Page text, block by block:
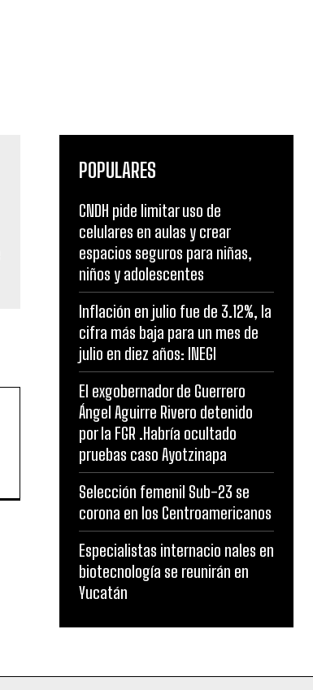
POPULARES
CNDH pide limitar uso de
celulares en aulas y crear
espacios seguros para niñas,
niños y adolescentes
Inflación en julio fue de 3.12%, la
cifra más baja para un mes de
julio en diez años: INEGI
El exgobernador de Guerrero
Ángel Aguirre Rivero detenido
por la FGR .Habría ocultado
pruebas caso Ayotzinapa
Selección femenil Sub-23 se
corona en los Centroamericanos
Especialistas internacio nales en
biotecnología se reunirán en
Yucatán